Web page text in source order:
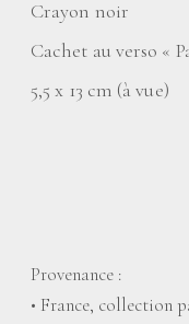
Crayon noir
Cachet au verso «
5,5 x 13 cm (à vue)
Provenance :
• France, collection